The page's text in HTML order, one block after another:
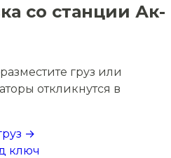
со станции Ак-
груз или
откликнутся в
→
ключ